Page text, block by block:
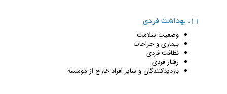
11. بهداشت فردی
وضعیت سلامت
بیماری و جراحات
نظافت فردی
رفتار فردی
بازدیدکنندگان و سایر افراد خارج از موسسه